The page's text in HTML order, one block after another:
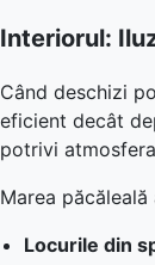
Interiorul:
Când deschizi
eficient decât
potrivi
Marea
Locurile din